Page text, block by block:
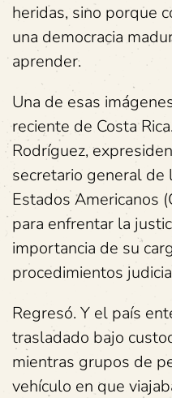
heridas, sino porque
una democracia
aprender.
Una de esas
reciente de Costa
Rodríguez,
secretario general de
Estados Americanos
para enfrentar la
importancia de su
procedimientos
Regresó. Y el país
trasladado bajo
mientras grupos de
vehículo en que